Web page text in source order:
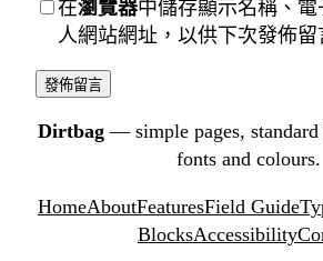
在瀏覽器中儲存顯示名稱、
人網站網址，以供下次發佈留
Dirtbag — simple pages,
fonts and colours.
HomeAboutFeaturesField Guide
BlocksAccessibility